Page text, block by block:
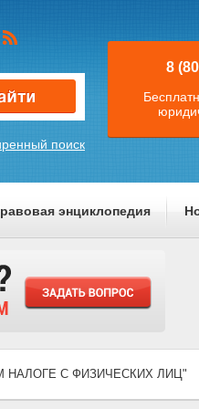
поиск
8
энциклопедия
НАЛОГЕ С ФИЗИЧЕСКИХ ЛИЦ"